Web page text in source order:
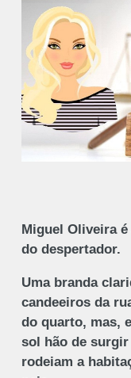
Miguel Oliveira
do despertador.
Uma branda
candeeiros da
do quarto, mas,
sol hão de
rodeiam a